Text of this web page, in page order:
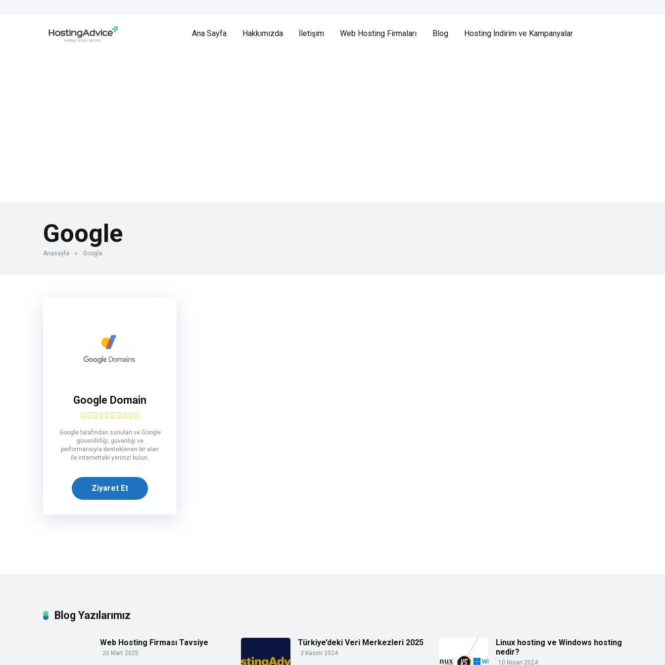
Ana Sayfa Hakkımızda İletişim Web Hosting Firmaları Blog Hosting İndirim ve Kampanyalar
Google
Anasayfa » Google
Google Domain
Google tarafından sunulan ve Google
güvenilirliği, güvenliği ve
performansıyla desteklenen bir alan
ile internetteki yerinizi bulun.
Ziyaret Et
Blog Yazılarımız
Web Hosting Firması Tavsiye
20 Mart 2025
Türkiye’deki Veri Merkezleri 2025
3 Kasım 2024
Linux hosting ve Windows hosting
nedir?
10 Nisan 2024